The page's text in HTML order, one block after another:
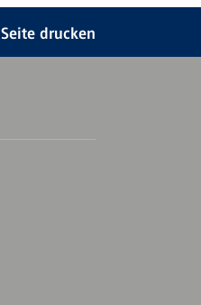
Seite drucken